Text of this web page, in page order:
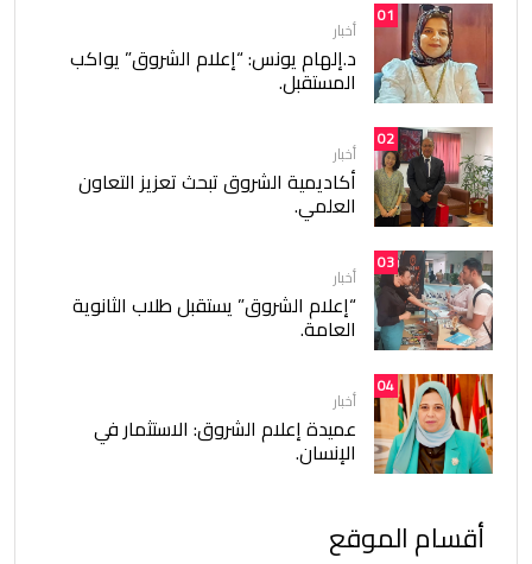
01
أخبار
د.إلهام يونس: “إعلام الشروق” يواكب
المستقبل.
02
أخبار
أكاديمية الشروق تبحث تعزيز التعاون
العلمي.
03
أخبار
“إعلام الشروق” يستقبل طلاب الثانوية
العامة.
04
أخبار
عميدة إعلام الشروق: الاستثمار في
الإنسان.
أقسام الموقع